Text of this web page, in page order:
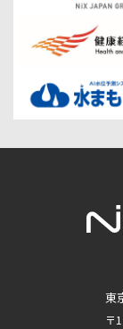
東
〒